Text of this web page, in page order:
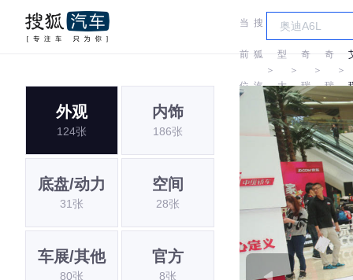
当
前
位
搜
狐
汽
＞
车
型
大
全
＞
奇
瑞
＞
奇
瑞
＞
外观
124张
内饰
186张
底盘/动力
31张
空间
28张
车展/其他
80张
官方
8张